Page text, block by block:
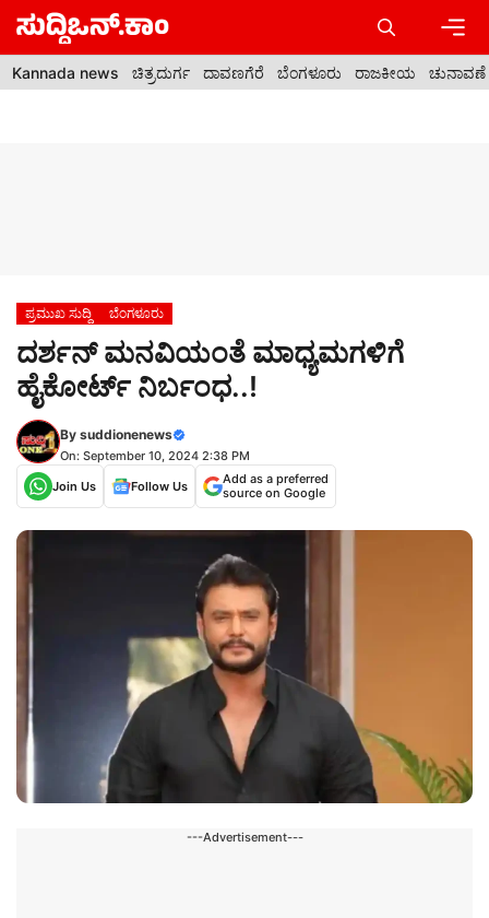
Skip
content
Kannada news ಚಿತ್ರದುರ್ಗ ದಾವಣಗೆರೆ ಬೆಂಗಳೂರು ರಾಜಕೀಯ ಚುನಾವಣೆ
ಪ್ರಮುಖ ಸುದ್ದಿ ಬೆಂಗಳೂರು
ದರ್ಶನ್ ಮನವಿಯಂತೆ ಮಾಧ್ಯಮಗಳಿಗೆ
ಹೈಕೋರ್ಟ್ ನಿರ್ಬಂಧ..!
By suddionenews
On: September 10, 2024 2:38 PM
Join Us
Follow Us
Add as a preferred
source on Google
---Advertisement---